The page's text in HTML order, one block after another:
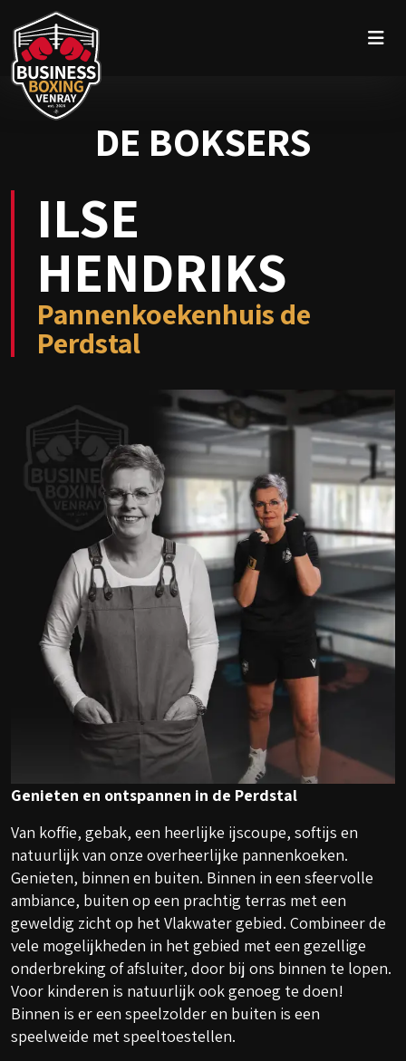
DE BOKSERS
ILSE
HENDRIKS
Pannenkoekenhuis de
Perdstal
Genieten en ontspannen in de Perdstal
Van koffie, gebak, een heerlijke ijscoupe, softijs en
natuurlijk van onze overheerlijke pannenkoeken.
Genieten, binnen en buiten. Binnen in een sfeervolle
ambiance, buiten op een prachtig terras met een
geweldig zicht op het Vlakwater gebied. Combineer de
vele mogelijkheden in het gebied met een gezellige
onderbreking of afsluiter, door bij ons binnen te lopen.
Voor kinderen is natuurlijk ook genoeg te doen!
Binnen is er een speelzolder en buiten is een
speelweide met speeltoestellen.